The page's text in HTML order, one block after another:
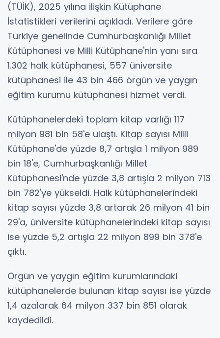
(TÜİK), 2025 yılına ilişkin Kütüphane
İstatistikleri verilerini açıkladı. Verilere göre
Türkiye genelinde Cumhurbaşkanlığı Millet
Kütüphanesi ve Milli Kütüphane'nin yanı sıra
1.302 halk kütüphanesi, 557 üniversite
kütüphanesi ile 43 bin 466 örgün ve yaygın
eğitim kurumu kütüphanesi hizmet verdi.
Kütüphanelerdeki toplam kitap varlığı 117
milyon 981 bin 58'e ulaştı. Kitap sayısı Milli
Kütüphane'de yüzde 8,7 artışla 1 milyon 989
bin 18'e, Cumhurbaşkanlığı Millet
Kütüphanesi'nde yüzde 3,8 artışla 2 milyon 713
bin 782'ye yükseldi. Halk kütüphanelerindeki
kitap sayısı yüzde 3,8 artarak 26 milyon 41 bin
29'a, üniversite kütüphanelerindeki kitap sayısı
ise yüzde 5,2 artışla 22 milyon 899 bin 378'e
çıktı.
Örgün ve yaygın eğitim kurumlarındaki
kütüphanelerde bulunan kitap sayısı ise yüzde
1,4 azalarak 64 milyon 337 bin 851 olarak
kaydedildi.